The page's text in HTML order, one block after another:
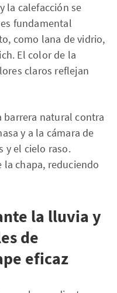
la calefacción se
fundamental
como lana de vidrio,
El color de la
claros reflejan
barrera natural contra
y a la cámara de
y el cielo raso.
la chapa, reduciendo
la lluvia y
de
eficaz